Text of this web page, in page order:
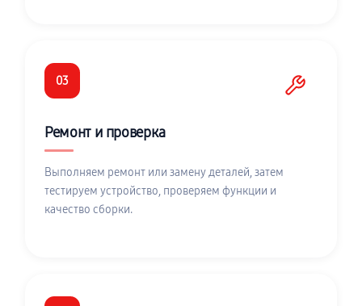
03
Ремонт и проверка
Выполняем ремонт или замену деталей, затем
тестируем устройство, проверяем функции и
качество сборки.